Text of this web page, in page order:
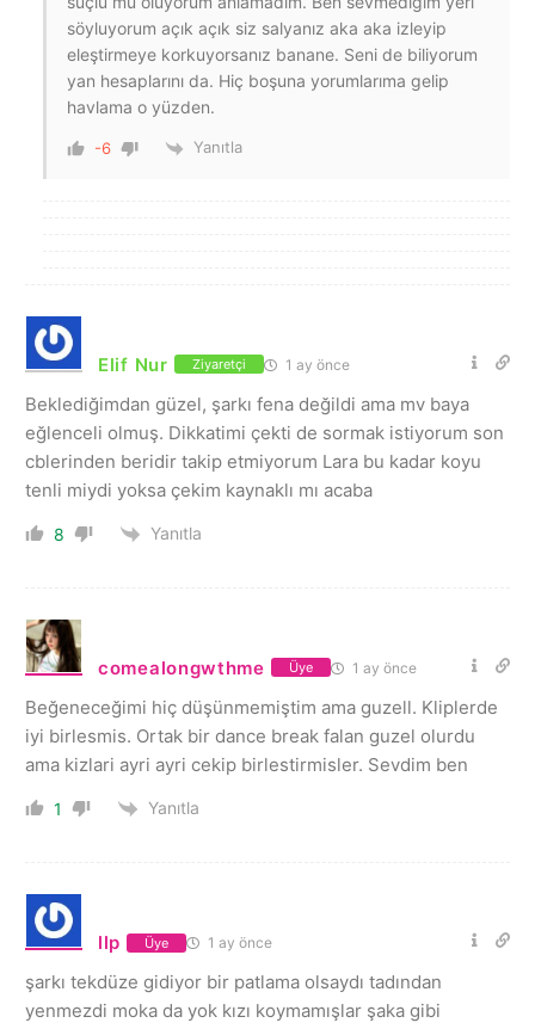
söyluyorum açık açık siz salyanız aka aka izleyip
eleştirmeye korkuyorsanız banane. Seni de biliyorum
yan hesaplarını da. Hiç boşuna yorumlarıma gelip
havlama o yüzden.
-6 Yanıtla
Elif Nur Ziyaretçi 1 ay önce
Beklediğimdan güzel, şarkı fena değildi ama mv baya
eğlenceli olmuş. Dikkatimi çekti de sormak istiyorum son
cblerinden beridir takip etmiyorum Lara bu kadar koyu
tenli miydi yoksa çekim kaynaklı mı acaba
8 Yanıtla
comealongwthme Üye 1 ay önce
Beğeneceğimi hiç düşünmemiştim ama guzell. Kliplerde
iyi birlesmis. Ortak bir dance break falan guzel olurdu
ama kizlari ayri ayri cekip birlestirmisler. Sevdim ben
1 Yanıtla
llp Üye 1 ay önce
şarkı tekdüze gidiyor bir patlama olsaydı tadından
yenmezdi moka da yok kızı koymamışlar şaka gibi